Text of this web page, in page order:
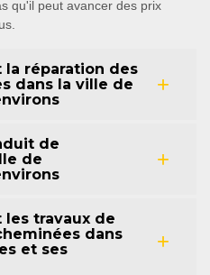
qu'il peut avancer des prix
la réparation des
dans la ville de
de
de
les travaux de
dans
et ses